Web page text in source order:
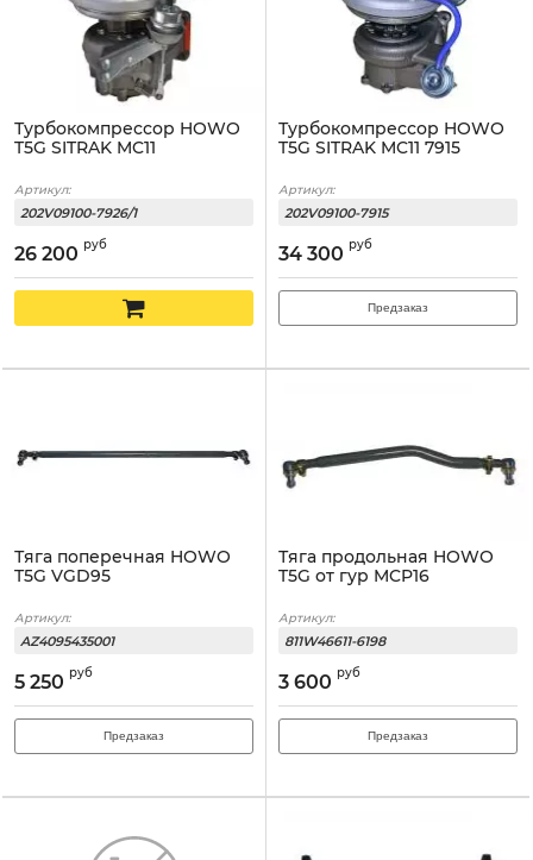
Турбокомпрессор HOWO
T5G SITRAK MC11
Артикул:
202V09100-7926/1
26 200 руб
Турбокомпрессор HOWO
T5G SITRAK MC11 7915
Артикул:
202V09100-7915
34 300 руб
Предзаказ
Тяга поперечная HOWO
T5G VGD95
Артикул:
AZ4095435001
5 250 руб
Предзаказ
Тяга продольная HOWO
T5G от гур MCP16
Артикул:
811W46611-6198
3 600 руб
Предзаказ